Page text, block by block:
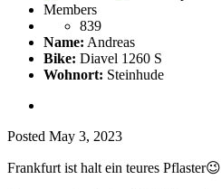
Members
839
Name: Andreas
Bike: Diavel 1260 S
Wohnort: Steinhude
Posted May 3, 2023
Frankfurt ist halt ein teures Pflaster😉